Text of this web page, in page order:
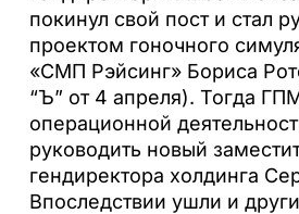
покинул свой пост и стал
проектом гоночного
«СМП Рэйсинг» Бориса
“Ъ” от 4 апреля). Тогда
операционной
руководить новый
гендиректора холдинга
Впоследствии ушли и